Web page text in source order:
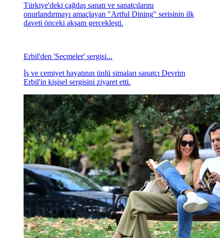
Türkiye'deki çağdaş sanatı ve sanatçılarını
onurlandırmayı amaçlayan "Artful Dining" serisinin ilk
daveti önceki akşam gerçekleşti.
Erbil'den 'Seçmeler' sergisi...
İş ve cemiyet hayatının ünlü simaları sanatçı Devrim
Erbil'in kişisel sergisini ziyaret etti.